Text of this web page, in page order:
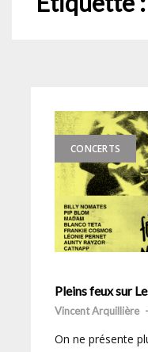
CONCERTS
Pleins feux sur
Vincent Arquillière -
On ne présente